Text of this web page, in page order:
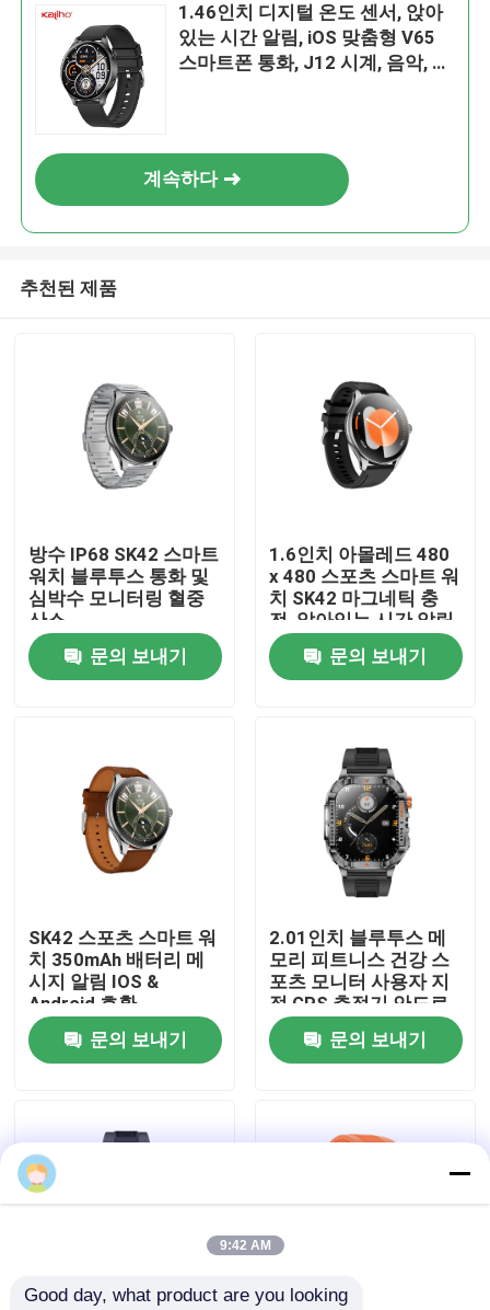
집
공장 여행
품질 관리
인용문을 요구하세요
GPS 스마트 워치
1.46인치 디지털 온도 센서, 앉아
있는 시간 알림, iOS 맞춤형 V65
스마트폰 통화, J12 시계, 음악, 게
계속하다
추천된 제품
방수 IP68 SK42 스마트
워치 블루투스 통화 및
심박수 모니터링 혈중
산소
문의 보내기
1.6인치 아몰레드 480
x 480 스포츠 스마트 워
치 SK42 마그네틱 충
전, 앉아있는 시간 알림
지원
문의 보내기
SK42 스포츠 스마트 워
치 350mAh 배터리 메
시지 알림 IOS &
Android 호환
문의 보내기
2.01인치 블루투스 메
모리 피트니스 건강 스
포츠 모니터 사용자 지
정 GPS 추적기 안드로
이드 다이버 스포츠
P76 스마트 폰 호출
J13 시계 패션 nfc 활동
문의 보내기
9:42 AM
Good day, what product are you looking